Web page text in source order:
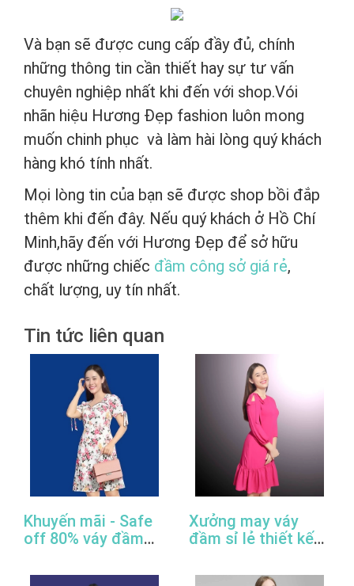
Và bạn sẽ được cung cấp đầy đủ, chính
những thông tin cần thiết hay sự tư vấn
chuyên nghiệp nhất khi đến với shop.Vói
nhãn hiệu Hương Đẹp fashion luôn mong
muốn chinh phục và làm hài lòng quý khách
hàng khó tính nhất.
Mọi lòng tin của bạn sẽ được shop bồi đắp
thêm khi đến đây. Nếu quý khách ở Hồ Chí
Minh,hãy đến với Hương Đẹp để sở hữu
được những chiếc đầm công sở giá rẻ,
chất lượng, uy tín nhất.
Tin tức liên quan
Khuyến mãi - Safe
off 80% váy đầm
đẹp
Xưởng may váy
đầm sỉ lẻ thiết kế
cấp, uy tín